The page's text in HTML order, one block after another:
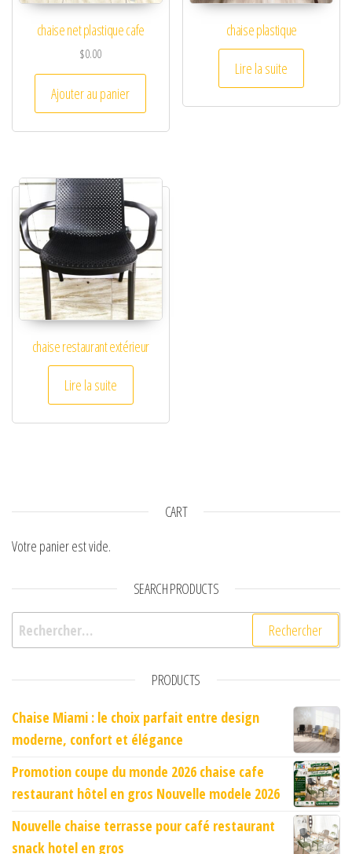
chaise net plastique cafe
$0.00
Ajouter au panier
chaise plastique
Lire la suite
chaise restaurant extérieur
Lire la suite
CART
Votre panier est vide.
SEARCH PRODUCTS
Rechercher :
PRODUCTS
Chaise Miami : le choix parfait entre design
moderne, confort et élégance
Promotion coupe du monde 2026 chaise cafe
restaurant hôtel en gros Nouvelle modele 2026
Nouvelle chaise terrasse pour café restaurant
snack hotel en gros